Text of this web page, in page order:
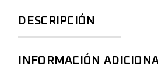
DESCRIPCIÓN
INFORMACIÓN